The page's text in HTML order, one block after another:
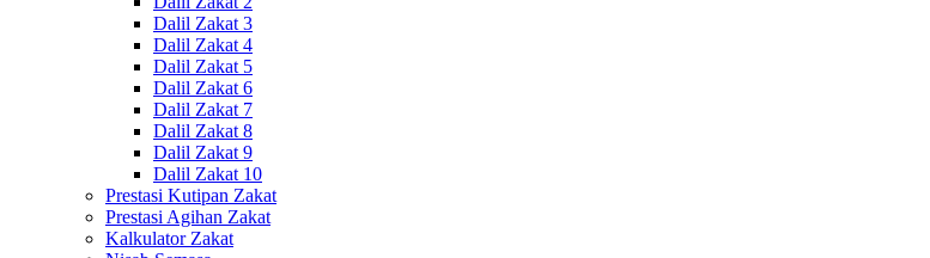
Dalil Zakat 3
Dalil Zakat 4
Dalil Zakat 5
Dalil Zakat 6
Dalil Zakat 7
Dalil Zakat 8
Dalil Zakat 9
Dalil Zakat 10
Prestasi Kutipan Zakat
Prestasi Agihan Zakat
Kalkulator Zakat